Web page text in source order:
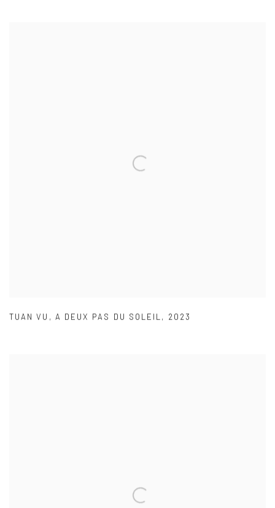
TUAN VU , A DEUX PAS DU SOLEIL, 2023